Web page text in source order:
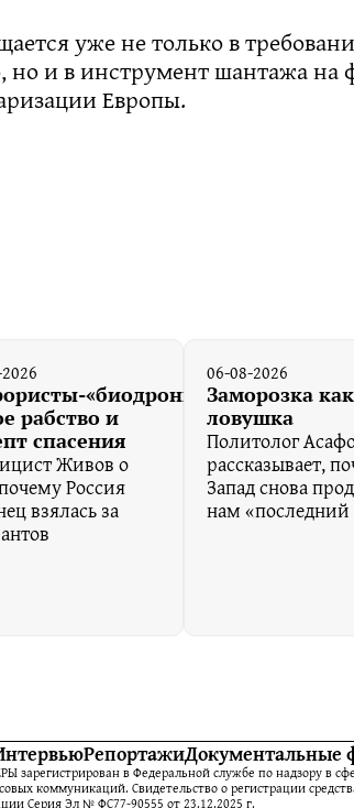
уже не только в
но и в инструмент шантажа на
Европы.
«биодроны»,
рабство и
спасения
Живов о
Россия
взялась за
06-08-2026
Заморозка как
ловушка
Политолог
рассказывает,
Запад снова
нам
РепортажиДокументальные
в Федеральной службе по надзору в
коммуникаций. Свидетельство о регистрации
Серия Эл № ФС77-90555 от 23.12.2025 г.